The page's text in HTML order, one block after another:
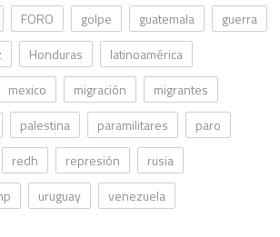
FORO golpe guatemala
guerra
Honduras
latinoamérica
mexico migración
migrantes
palestina paramilitares
paro
redh represión
rusia
uruguay venezuela